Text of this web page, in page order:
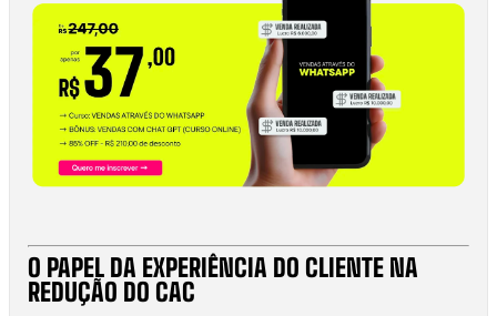
O PAPEL DA EXPERIÊNCIA DO CLIENTE NA
REDUÇÃO DO CAC